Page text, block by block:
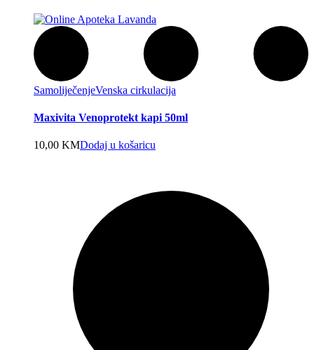
SamoliječenjeVenska cirkulacija
Maxivita Venoprotekt kapi 50ml
10,00 KMDodaj u košaricu